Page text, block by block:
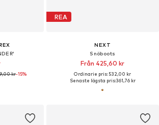
kr-15%
REA
NEXT
Snöboots
Från 425,60 kr
Ordinarie pris: 532,00 kr
Senaste lägsta pris:361,76 kr